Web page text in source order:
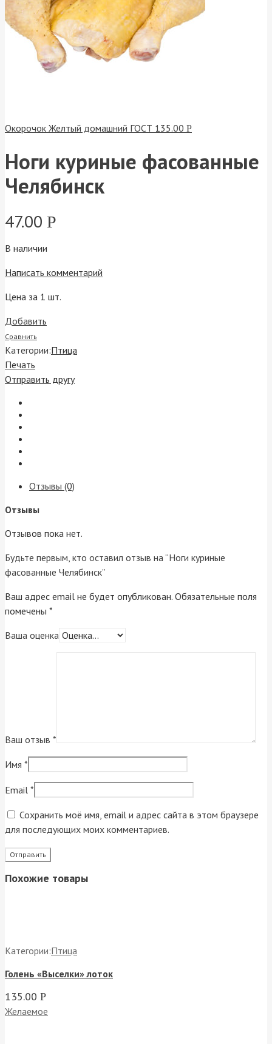
Окорочок Желтый домашний ГОСТ 135.00 Р
Ноги куриные фасованные
Челябинск
47.00 Р
В наличии
Написать комментарий
Цена за 1 шт.
Добавить
Сравнить
Категории:Птица
Печать
Отправить другу
Отзывы (0)
Отзывы
Отзывов пока нет.
Будьте первым, кто оставил отзыв на “Ноги куриные
фасованные Челябинск”
Ваш адрес email не будет опубликован. Обязательные поля
помечены *
Ваша оценка
Ваш отзыв *
Имя *
Email *
Сохранить моё имя, email и адрес сайта в этом браузере
для последующих моих комментариев.
Похожие товары
Категории:Птица
Голень «Выселки» лоток
135.00 Р
Желаемое